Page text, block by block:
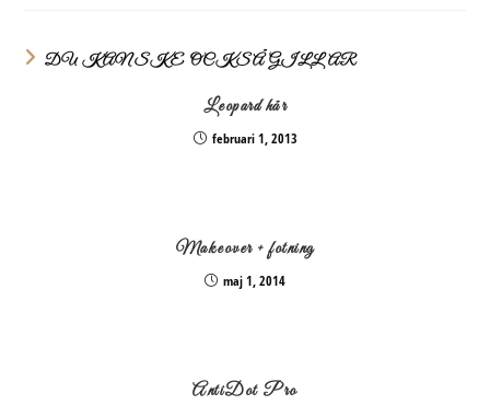
DU KANSKE OCKSÅ GILLAR
Leopard hår
februari 1, 2013
Makeover + fotning
maj 1, 2014
AntiDot Pro